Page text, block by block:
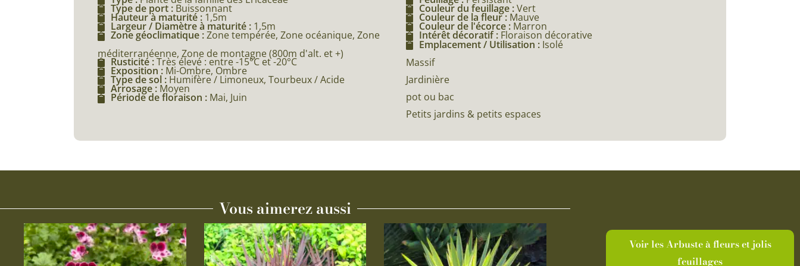
Type de port : Buissonnant
Hauteur à maturité : 1,5m
Largeur / Diamètre à maturité : 1,5m
Zone géoclimatique :Zone tempérée, Zone océanique, Zone
méditerranéenne, Zone de montagne (800m d'alt. et +)
Rusticité :Très élevé : entre -15°C et -20°C
Exposition : Mi-Ombre, Ombre
Type de sol : Humifère / Limoneux, Tourbeux / Acide
Arrosage : Moyen
Période de floraison : Mai, Juin
Couleur du feuillage :Vert
Couleur de la fleur : Mauve
Couleur de l'écorce : Marron
Intérêt décoratif : Floraison décorative
Emplacement / Utilisation : Isolé
Massif
Jardinière
pot ou bac
Petits jardins & petits espaces
Vous aimerez aussi
Ce
produit
Voir les Arbuste à fleurs et jolis
feuillages